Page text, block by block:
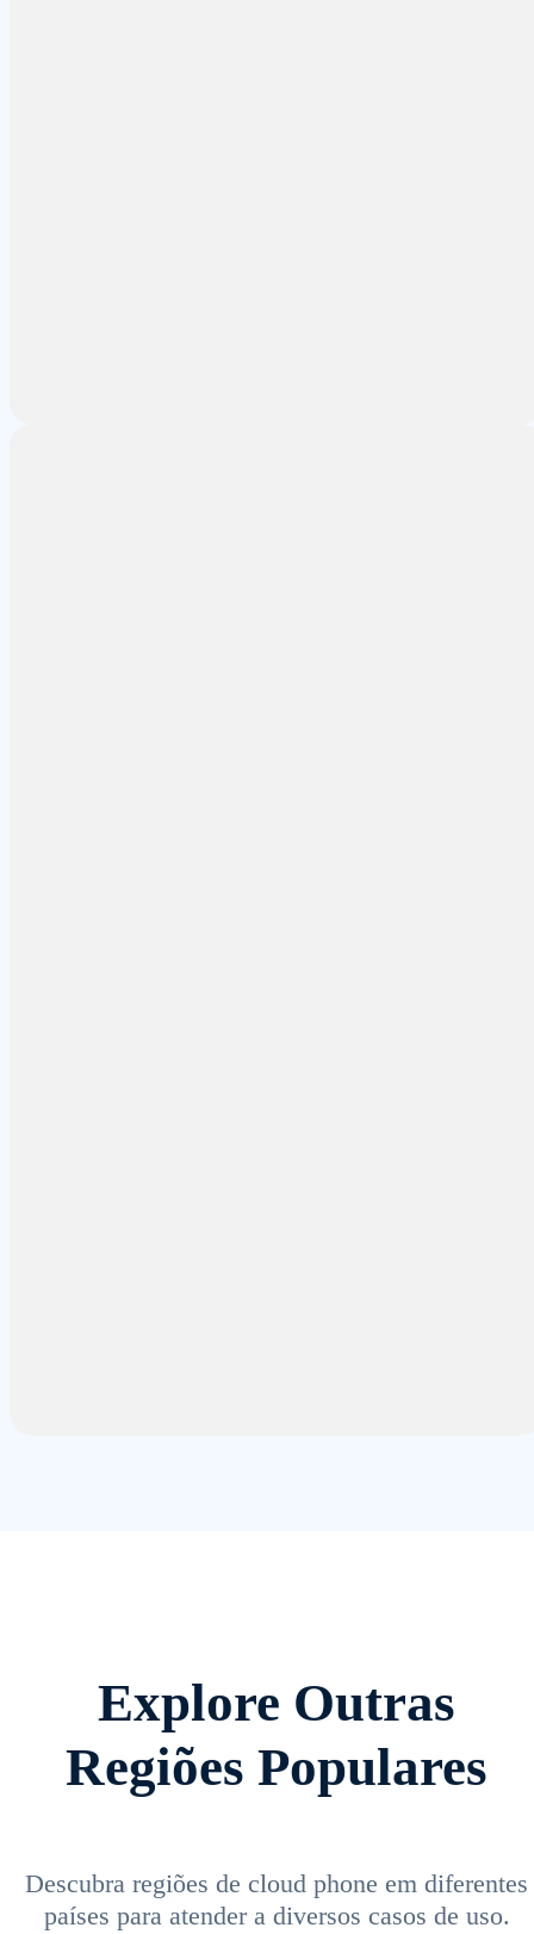
Explore Outras
Regiões Populares
Descubra regiões de cloud phone em diferentes
países para atender a diversos casos de uso.